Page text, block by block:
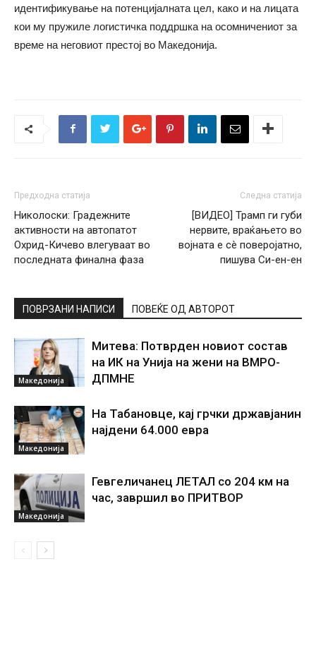
идентификување на потенцијалната цел, како и на лицата
кои му пружиле логистичка поддршка на осомничениот за
време на неговиот престој во Македонија.
Предходна статија
Николоски: Градежните
активности на автопатот
Охрид-Кичево влегуваат во
последната финална фаза
Следна статија
[ВИДЕО] Трамп ги губи
нервите, враќањето во
војната е сè поверојатно,
пишува Си-ен-ен
ПОВРЗАНИ НАПИСИ ПОВЕЌЕ ОД АВТОРОТ
Македонија
Митева: Потврден новиот состав
на ИК на Унија на жени на ВМРО-
ДПМНЕ
Македонија
На Табановце, кај грчки државјанин
најдени 64.000 евра
Македонија
Гевгеличанец ЛЕТАЛ со 204 км на
час, завршил во ПРИТВОР